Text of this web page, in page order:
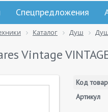
Спецпредложения
Каталог Душ
Vintage
Код
Артикул